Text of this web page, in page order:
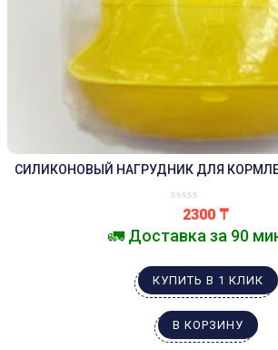
СИЛИКОНОВЫЙ НАГРУДНИК ДЛЯ
2300 ₸
🚛 Доставка за 90
КУПИТЬ В 1 КЛИК
В КОРЗИНУ